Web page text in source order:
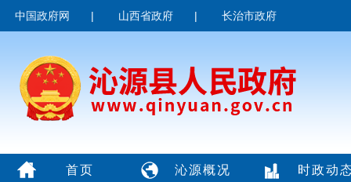
中国政府网 | 山西省政府 | 长治市政府
首页 沁源概况 时政动